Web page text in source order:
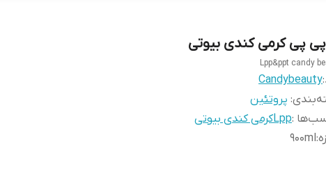
پی کرمی کندی بیوتی
Lpp&ppt candy
Candybeauty
: پروتئین
:Lppکرمی کندی بیوتی
:
900ml